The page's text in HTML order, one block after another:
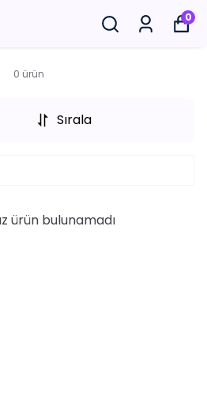
0
0 ürün
Sırala
ürün bulunamadı